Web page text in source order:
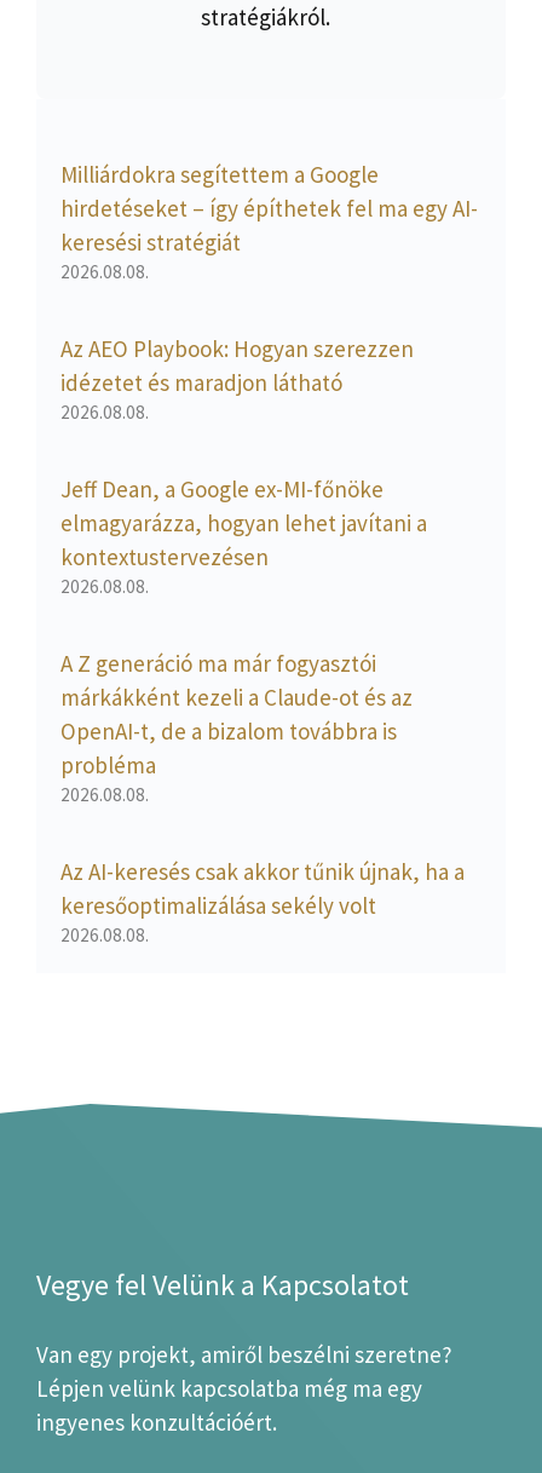
stratégiákról.
Milliárdokra segítettem a Google
hirdetéseket – így építhetek fel ma egy AI-
keresési stratégiát
2026.08.08.
Az AEO Playbook: Hogyan szerezzen
idézetet és maradjon látható
2026.08.08.
Jeff Dean, a Google ex-MI-főnöke
elmagyarázza, hogyan lehet javítani a
kontextustervezésen
2026.08.08.
A Z generáció ma már fogyasztói
márkákként kezeli a Claude-ot és az
OpenAI-t, de a bizalom továbbra is
probléma
2026.08.08.
Az AI-keresés csak akkor tűnik újnak, ha a
keresőoptimalizálása sekély volt
2026.08.08.
Vegye fel Velünk a Kapcsolatot
Van egy projekt, amiről beszélni szeretne?
Lépjen velünk kapcsolatba még ma egy
ingyenes konzultációért.